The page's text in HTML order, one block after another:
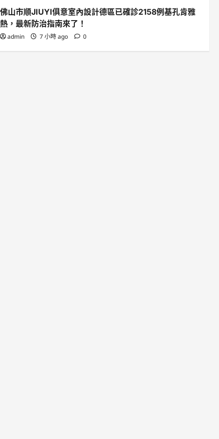
佛山市順JIUYI俱意室內設計德區已確診2158例基孔肯雅
熱，最新防治指南來了！
admin 7 小時 ago 0